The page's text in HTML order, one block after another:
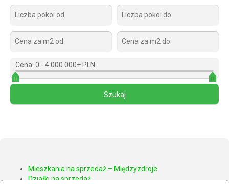
Cena: 0 - 4 000 000+ PLN
Mieszkania na sprzedaż – Międzyzdroje
Działki na sprzedaż